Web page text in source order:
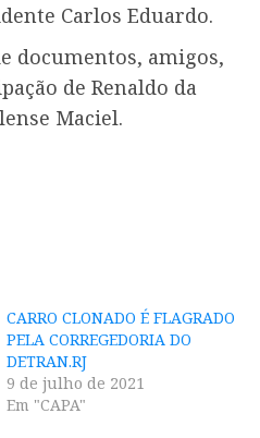
Carlos Eduardo.
documentos, amigos,
de Renaldo da
Maciel.
CARRO CLONADO É FLAGRADO
PELA CORREGEDORIA DO
DETRAN.RJ
9 de julho de 2021
Em "CAPA"